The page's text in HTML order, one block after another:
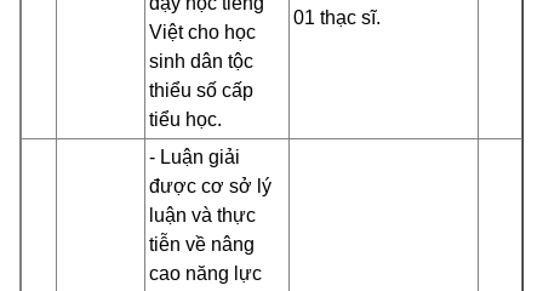
Việt cho học
sinh dân tộc
thiểu số cấp
tiểu học.
01 thạc sĩ.
- Luận giải
được cơ sở lý
luận và thực
tiễn về nâng
cao năng lực